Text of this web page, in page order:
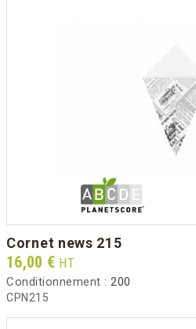
cornet news 215
Prix
16,00 € HT
Conditionnement : 200
CPN215